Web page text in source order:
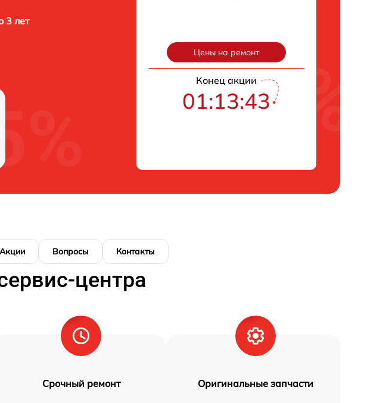
3 лет
Цены на ремонт
Конец акции
01:13:43
Акции Вопросы Контакты
центра
Срочный ремонт Оригинальные запчасти